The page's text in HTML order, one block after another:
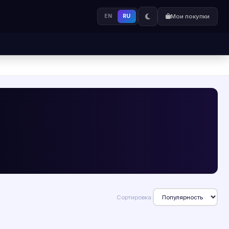
EN RU Мои покупки
Сортировка: